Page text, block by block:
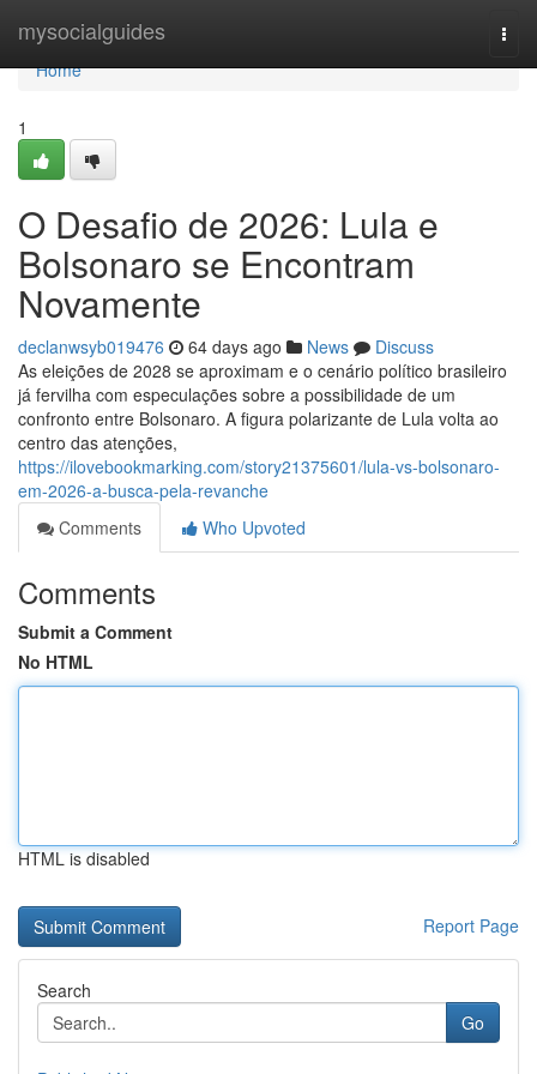
mysocialguides
Home
Home
1
O Desafio de 2026: Lula e
Bolsonaro se Encontram
Novamente
declanwsyb019476 64 days ago News
Discuss
As eleições de 2028 se aproximam e o cenário político brasileiro
já fervilha com especulações sobre a possibilidade de um
confronto entre Bolsonaro. A figura polarizante de Lula volta ao
centro das atenções,
https://ilovebookmarking.com/story21375601/lula-vs-bolsonaro-
em-2026-a-busca-pela-revanche
Comments
Who Upvoted
Comments
Submit a Comment
No HTML
HTML is disabled
Report Page
Search
Go